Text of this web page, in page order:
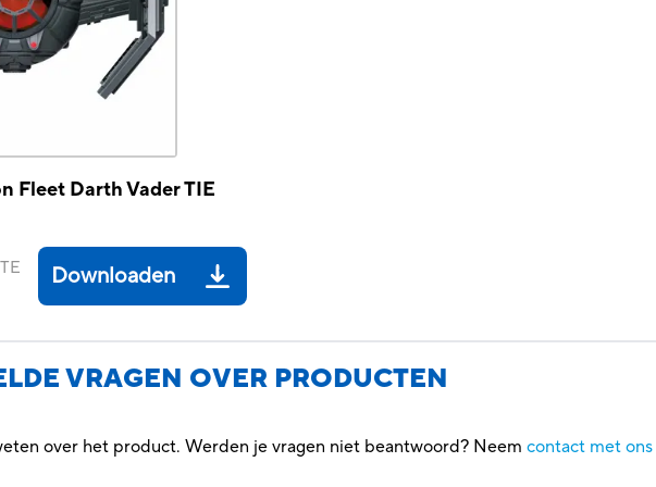
Fleet Darth Vader TIE
Downloaden
VRAGEN OVER PRODUCTEN
over het product. Werden je vragen niet beantwoord? Neemcontact met